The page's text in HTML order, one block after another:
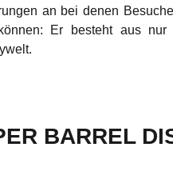
an bei denen
Er besteht aus
BARREL